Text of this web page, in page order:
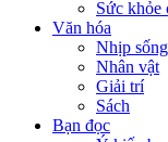
Sức khỏe
Văn hóa
Nhịp sống
Nhân vật
Giải trí
Sách
Bạn đọc